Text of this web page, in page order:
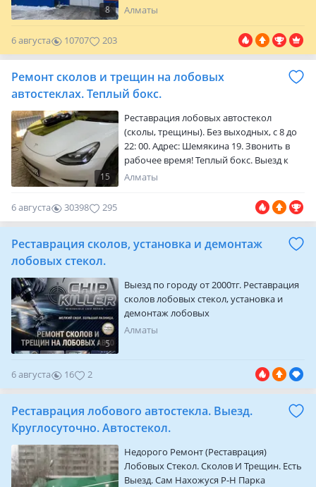
8
КОЛЛ-ЦЕНТР действует скидка%.15
наличии. Гарантия низких цен. В
наличии всегда бренды SAT, XYG,
TOYOTA, PILKINGTON. * Доступна оплата
RED (рассрочка) Адреса: Ауэзовский
район Ул. Толе Би, д.304 Режим работы:
Алматы
6 августа 10707 203
Ремонт сколов и трещин на лобовых
автостеклах. Теплый бокс.
15
Реставрация лобовых автостекол
(сколы, трещины). Без выходных, с 8 до
22: 00. Адрес: Шемякина 19. Звонить в
рабочее время! Теплый бокс. Выезд к
клиенту, оперативно. Опыт работы с
Замены и продажи стекол нет!
Своевременный ремонт стекла
Получив повреждение заклеить его
спецтехника…
Алматы
6 августа 30398 295
Реставрация сколов, установка и демонтаж
лобовых стекол.
5
Выезд по городу от 2000тг. Реставрация
сколов лобовых стекол, установка и
демонтаж лобовых
Алматы
6 августа 16 2
Реставрация лобового автостекла. Выезд.
Круглосуточно. Автостекол.
Недорого Ремонт (Реставрация)
Лобовых Стекол. Сколов И Трещин. Есть
Выезд. Сам Нахожуся Р-Н Парка